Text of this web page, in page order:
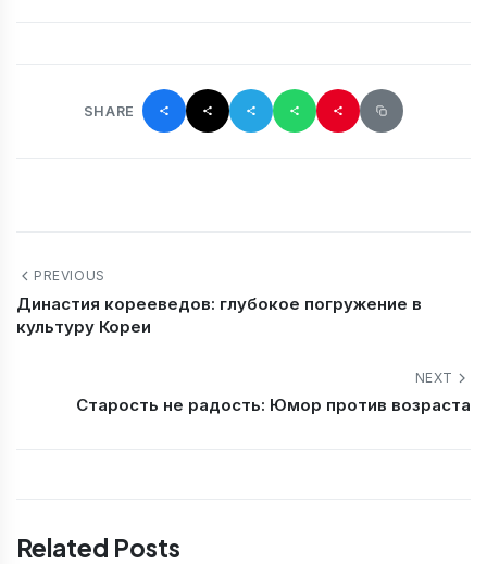
SHARE
PREVIOUS
Династия корееведов: глубокое погружение в
культуру Кореи
NEXT
Старость не радость: Юмор против возраста
Related Posts